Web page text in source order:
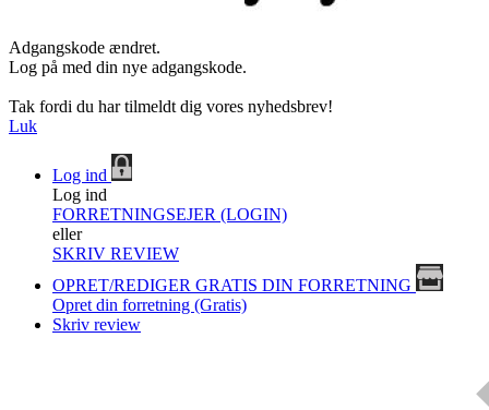
Adgangskode ændret.
Log på med din nye adgangskode.
Tak fordi du har tilmeldt dig vores nyhedsbrev!
Luk
Log ind
Log ind
FORRETNINGSEJER (LOGIN)
eller
SKRIV REVIEW
OPRET/REDIGER GRATIS DIN FORRETNING
Opret din forretning (Gratis)
Skriv review